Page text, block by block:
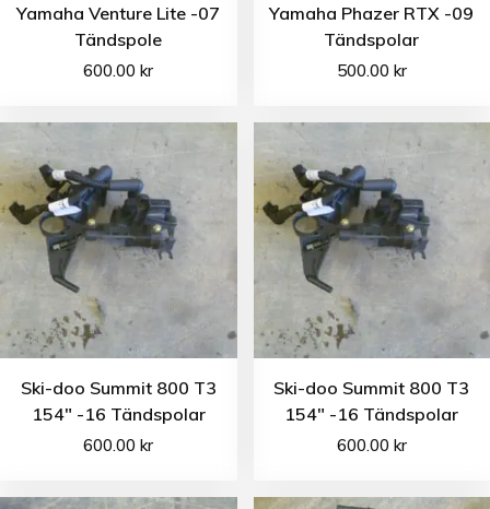
Yamaha Venture Lite -07
Tändspole
600.00kr
Yamaha Phazer RTX -09
Tändspolar
500.00 kr
Ski-doo Summit 800 T3
154″ -16 Tändspolar
600.00kr
Ski-doo Summit 800 T3
154″ -16 Tändspolar
600.00 kr